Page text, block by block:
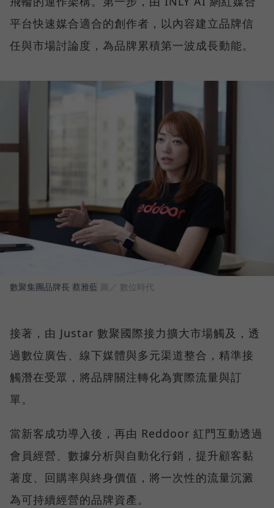
平台快速媒合適合的創作者，以內容建立品牌信
任與市場討論度，為品牌累積第一波成長動能。
數聚集團品牌長 蔡雅藍 圖／ 數位時代
接著，由 Justar 數聚國際接力擴大市場觸及，透
過數位廣告、線下媒體與多元渠道整合，精準接
觸潛在受眾，將品牌關注轉化為實際流量與訂
單。
當新客成功導入後，再由 Reddoor 紅門互動透過
會員經營、數據分析與自動化行銷，提升顧客黏
著度、回購率與終身價值，將一次性的流量沉澱
為可持續經營的品牌資產。